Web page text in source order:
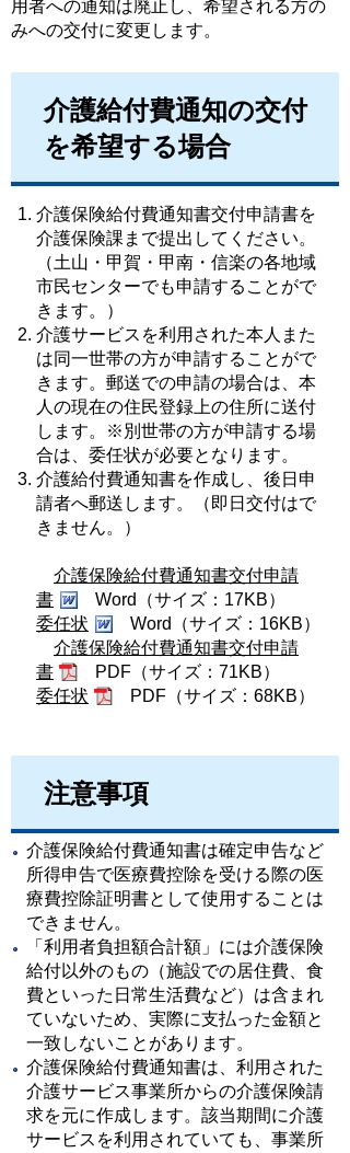
用者への通知は廃止し、希望される方の
みへの交付に変更します。
介護給付費通知の交付
を希望する場合
介護保険給付費通知書交付申請書を
介護保険課まで提出してください。
（土山・甲賀・甲南・信楽の各地域
市民センターでも申請することがで
きます。）
介護サービスを利用された本人また
は同一世帯の方が申請することがで
きます。郵送での申請の場合は、本
人の現在の住民登録上の住所に送付
します。※別世帯の方が申請する場
合は、委任状が必要となります。
介護給付費通知書を作成し、後日申
請者へ郵送します。（即日交付はで
きません。）
介護保険給付費通知書交付申請
書
Word（サイズ：17KB）
委任状
Word（サイズ：16KB）
介護保険給付費通知書交付申請
書
PDF（サイズ：71KB）
委任状
PDF（サイズ：68KB）
注意事項
介護保険給付費通知書は確定申告など
所得申告で医療費控除を受ける際の医
療費控除証明書として使用することは
できません。
「利用者負担額合計額」には介護保険
給付以外のもの（施設での居住費、食
費といった日常生活費など）は含まれ
ていないため、実際に支払った金額と
一致しないことがあります。
介護保険給付費通知書は、利用された
介護サービス事業所からの介護保険請
求を元に作成します。該当期間に介護
サービスを利用されていても、事業所